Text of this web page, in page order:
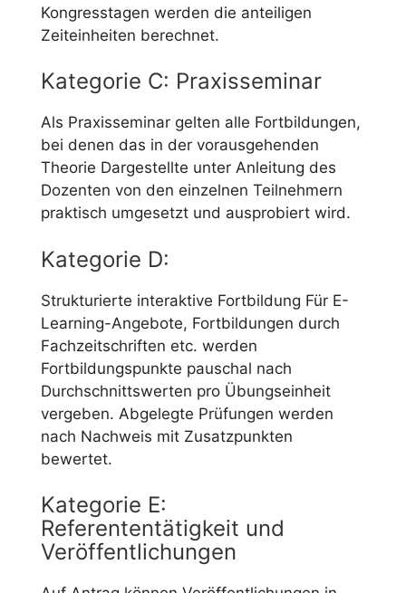
Kongresstagen werden die anteiligen
Zeiteinheiten berechnet.
Kategorie C: Praxisseminar
Als Praxisseminar gelten alle Fortbildungen,
bei denen das in der vorausgehenden
Theorie Dargestellte unter Anleitung des
Dozenten von den einzelnen Teilnehmern
praktisch umgesetzt und ausprobiert wird.
Kategorie D:
Strukturierte interaktive Fortbildung Für E-
Learning-Angebote, Fortbildungen durch
Fachzeitschriften etc. werden
Fortbildungspunkte pauschal nach
Durchschnittswerten pro Übungseinheit
vergeben. Abgelegte Prüfungen werden
nach Nachweis mit Zusatzpunkten
bewertet.
Kategorie E:
Referententätigkeit und
Veröffentlichungen